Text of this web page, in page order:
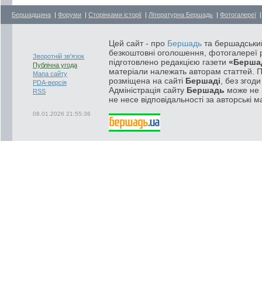
Бершадщина | Форуми | Сторінками історії | Літературна Бершадь | Фотогалереї
Зворотній зв'язок
Публічна угода
Мапа сайту
PDA-версія
RSS
08.01.2026 21:55:36
Цей сайт - про Бершадь та
безкоштовні оголошення, фотогалереї
підготовлено редакцією газети
матеріали належать авторам статтей.
розміщена на сайті Бершаді , без
Адміністрація сайту Бершадь може не
не несе відповідальності за авторські